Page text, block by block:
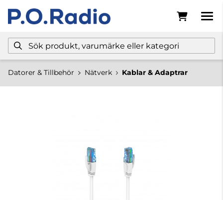
Datorer & Tillbehör Nätverk Kablar & Adaptrar